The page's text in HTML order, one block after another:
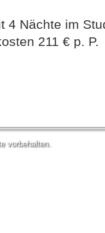
4 Nächte im
211 € p. P.
vorbehalten.